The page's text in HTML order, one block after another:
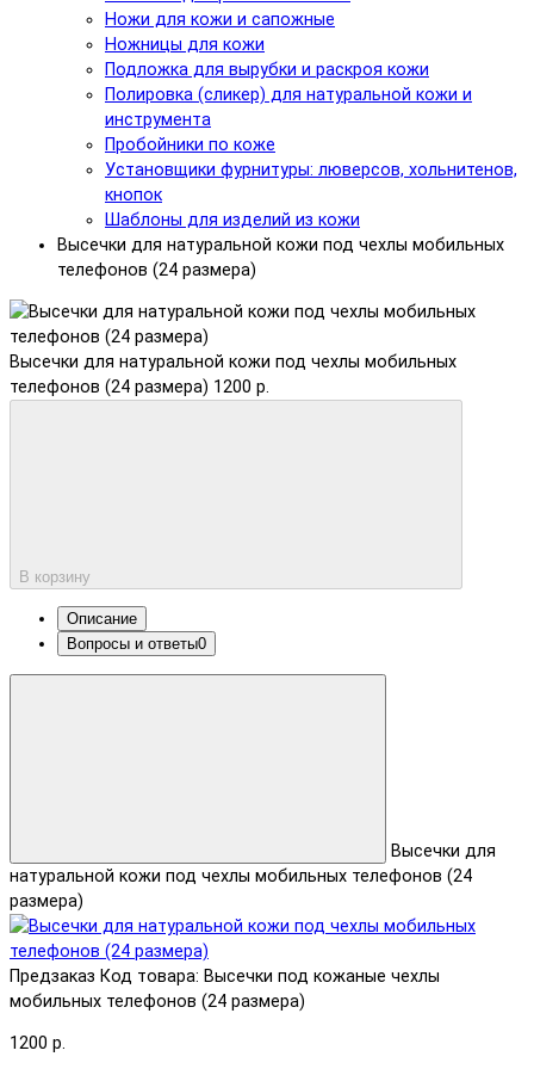
Ножи для кожи и сапожные
Ножницы для кожи
Подложка для вырубки и раскроя кожи
Полировка (сликер) для натуральной кожи и
инструмента
Пробойники по коже
Установщики фурнитуры: люверсов, хольнитенов,
кнопок
Шаблоны для изделий из кожи
Высечки для натуральной кожи под чехлы мобильных
телефонов (24 размера)
Высечки для натуральной кожи под чехлы мобильных
телефонов (24 размера) 1200 р.
В корзину
Описание
Вопросы и ответы0
Высечки для
натуральной кожи под чехлы мобильных телефонов (24
размера)
Предзаказ Код товара: Высечки под кожаные чехлы
мобильных телефонов (24 размера)
1200 р.